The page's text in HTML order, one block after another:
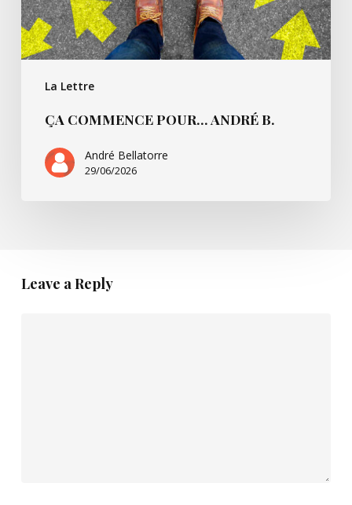
La Lettre
ÇA COMMENCE POUR… ANDRÉ B.
André Bellatorre
29/06/2026
Leave a Reply